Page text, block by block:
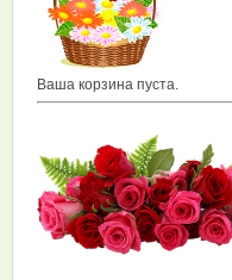
Ваша корзина пуста.